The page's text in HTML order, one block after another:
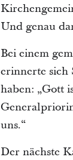
Und genau
Bei einem
erinnerte sich
haben: „Gott
uns.“
Der nächste